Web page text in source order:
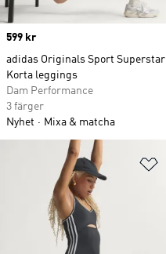
Price
599 kr
adidas Originals Sport Superstar
Korta leggings
Dam Performance
3 färger
Nyhet
Mixa & matcha